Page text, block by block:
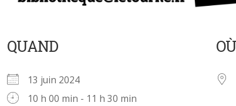
QUAND
13 juin 2024
10 h 00 min - 11 h 30 min
OÙ